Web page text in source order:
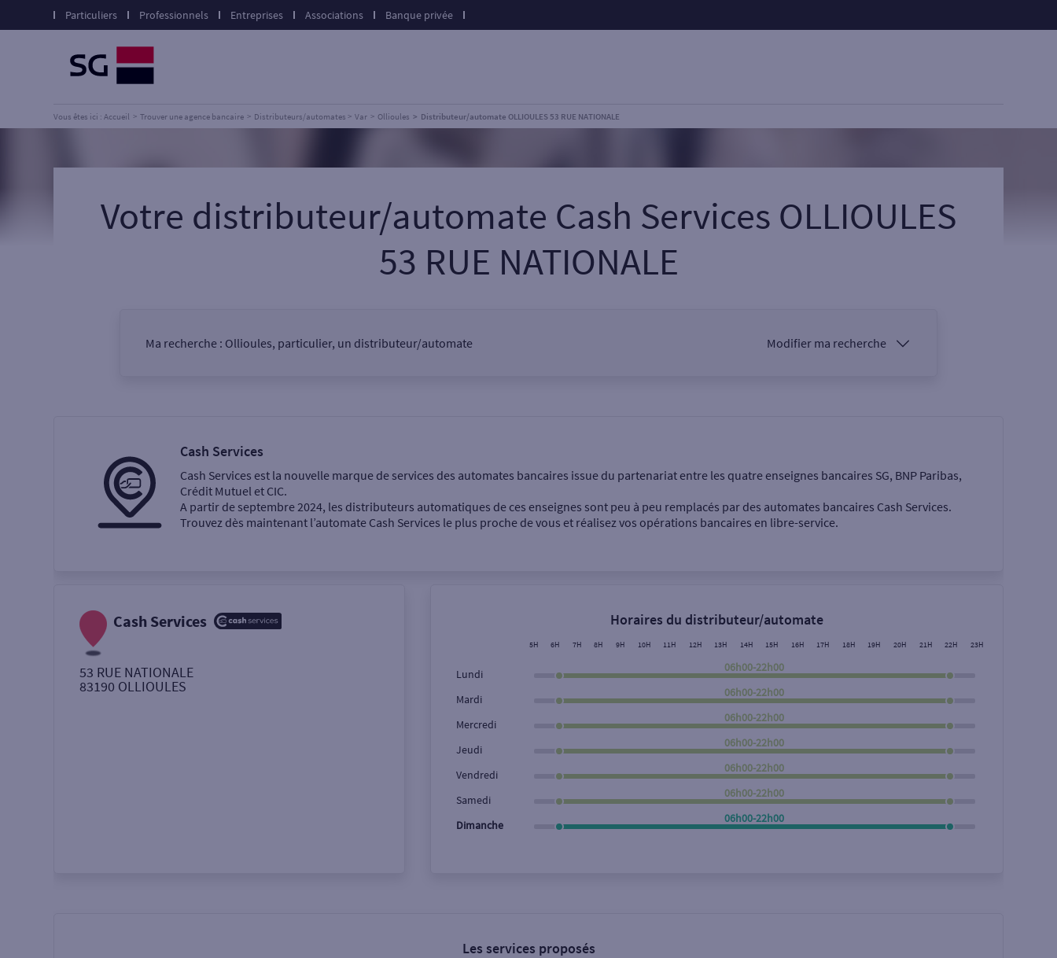
Particuliers Professionnels Entreprises Associations Banque privée
Vous êtes ici : Accueil Trouver une agence bancaire Distributeurs/automates Var Ollioules Distributeur/automate OLLIOULES 53 RUE NATIONALE
Votre distributeur/automate Cash Services OLLIOULES
53 RUE NATIONALE
Ma recherche : Ollioules, particulier, un distributeur/automate Modifier ma recherche
Ma recherche
Retrait de billets €
Retrait de monnaie €
Rue Rechercher
Cash Services
Cash Services est la nouvelle marque de services des automates bancaires issue du partenariat entre les quatre enseignes bancaires SG, BNP Paribas,
Crédit Mutuel et CIC.
A partir de septembre 2024, les distributeurs automatiques de ces enseignes sont peu à peu remplacés par des automates bancaires Cash Services.
Trouvez dès maintenant l’automate Cash Services le plus proche de vous et réalisez vos opérations bancaires en libre-service.
Cash Services
53 RUE NATIONALE
83190 OLLIOULES
Horaires du distributeur/automate
5H 6H 7H 8H 9H 10H 11H 12H 13H 14H 15H 16H 17H 18H 19H 20H 21H 22H 23H
Lundi
06h00-22h00
Mardi
06h00-22h00
Mercredi
06h00-22h00
Jeudi
06h00-22h00
Vendredi
06h00-22h00
Samedi
06h00-22h00
Dimanche
06h00-22h00
Les services proposés